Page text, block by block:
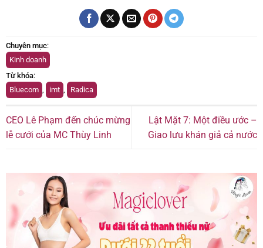
Chuyên mục:
Kinh doanh
Từ khóa:
Bluecom , imt , Radica
CEO Lê Phạm đến chúc mừng
lễ cưới của MC Thùy Linh
Lật Mặt 7: Một điều ước –
Giao lưu khán giả cả nước